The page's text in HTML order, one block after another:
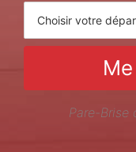
Pare-Brise